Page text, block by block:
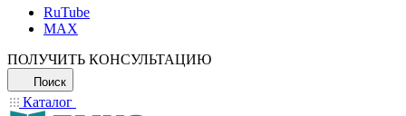
RuTube
MAX
ПОЛУЧИТЬ КОНСУЛЬТАЦИЮ
Поиск
Каталог